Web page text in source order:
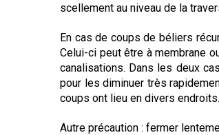
scellement au niveau de la
En cas de coups de béliers
Celui-ci peut être à membrane
canalisations. Dans les deux
pour les diminuer très
coups ont lieu en divers endroits.
Autre précaution : fermer